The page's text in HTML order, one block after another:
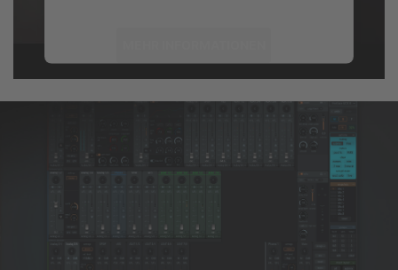
Management Platform